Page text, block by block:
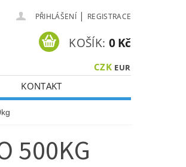
PŘIHLÁŠENÍ | REGISTRACE
CZK EUR
KOŠÍK: 0 Kč
KONTAKT
500KG